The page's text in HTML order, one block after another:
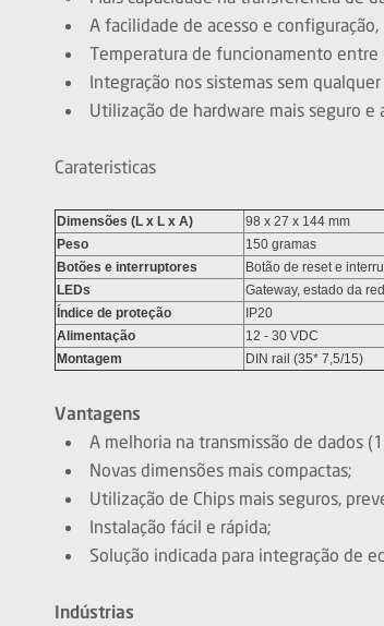
A facilidade de acesso e
Temperatura de funcionamento entre
Integração nos sistemas sem
Utilização de hardware mais seguro e
Carateristicas
Dimensões (L x L x A)
98 x 27 x 144 mm
Peso
150 gramas
Botões e interruptores
Botão de reset e
LEDs
Gateway, estado da
Índice de proteção
IP20
Alimentação
12 - 30 VDC
Montagem
DIN rail (35* 7,5/15)
Vantagens
A melhoria na transmissão de dados
Novas dimensões mais compactas;
Utilização de Chips mais seguros,
Instalação fácil e rápida;
Solução indicada para integração de
Indústrias